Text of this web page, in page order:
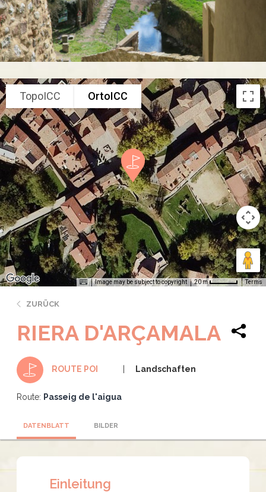
TopoICC OrtoICC
Image may be subject to copyright 20 m Terms
ZURÜCK
RIERA D'ARÇAMALA
ROUTE POI Landschaften
Route: Passeig de l'aigua
DATENBLATT BILDER
Einleitung